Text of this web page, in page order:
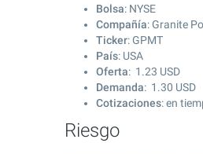
Bolsa: NYSE
Compañía: Granite
Ticker: GPMT
País: USA
Oferta: 1.23 USD
Demanda: 1.30 USD
Cotizaciones: en
Riesgo